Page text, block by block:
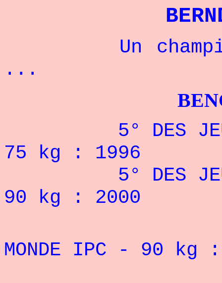
Un champion
...
5° DES JEUX
75 kg : 1996
5° DES JEUX
90 kg : 2000
MONDE IPC - 90 kg